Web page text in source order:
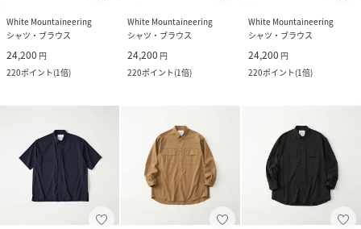
White Mountaineering
シャツ・ブラウス
24,200 円
220ポイント(1倍)
White Mountaineering
シャツ・ブラウス
24,200 円
220ポイント(1倍)
White Mountaineering
シャツ・ブラウス
24,200 円
220ポイント(1倍)